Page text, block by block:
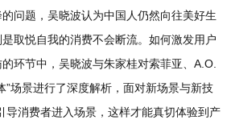
问题，吴晓波认为中国人仍然向往美好生
取悦自我的消费不会断流。如何激发用户
环节中，吴晓波与朱家桂对索菲亚、A.O.
”场景进行了深度解析，面对新场景与新技
导消费者进入场景，这样才能真切体验到产